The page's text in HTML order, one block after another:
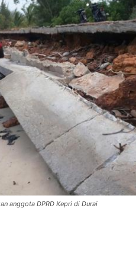
anggota DPRD Kepri di Durai